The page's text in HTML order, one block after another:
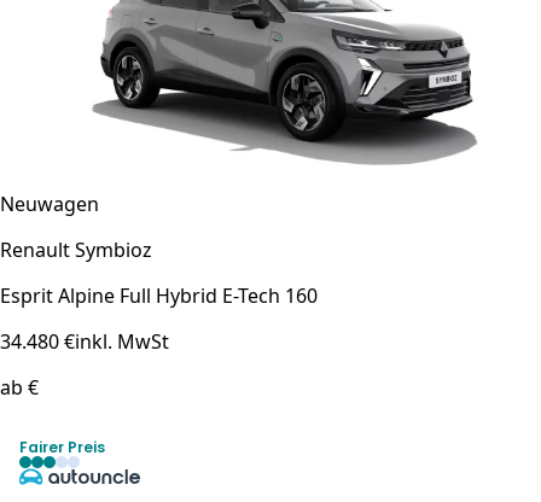
Neuwagen
Renault Symbioz
Esprit Alpine Full Hybrid E-Tech 160
34.480 €inkl. MwSt
ab €
Fairer Preis